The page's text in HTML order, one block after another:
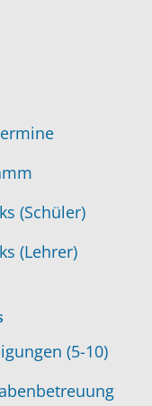
(Schüler)
(Lehrer)
(5-10)